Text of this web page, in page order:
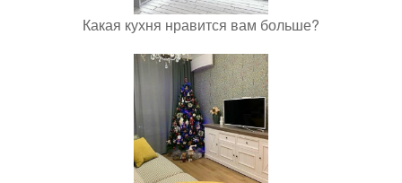
Какая кухня нравится вам больше?